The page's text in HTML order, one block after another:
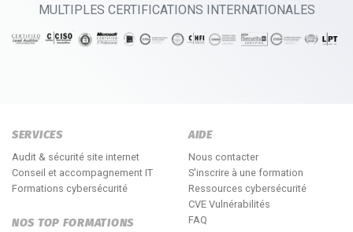
MULTIPLES CERTIFICATIONS INTERNATIONALES
SERVICES
Audit & sécurité site internet
Conseil et accompagnement IT
Formations cybersécurité
NOS TOP FORMATIONS
AIDE
Nous contacter
S'inscrire à une formation
Ressources cybersécurité
CVE Vulnérabilités
FAQ